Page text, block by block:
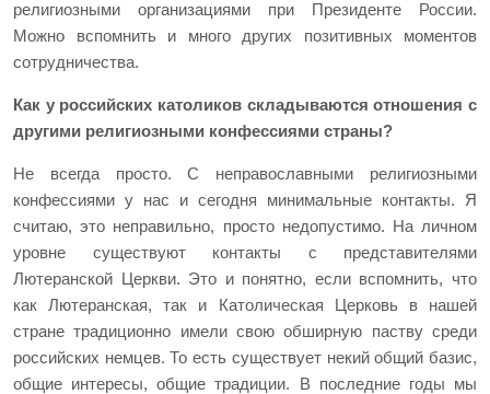
религиозными организациями при Президенте России.
Можно вспомнить и много других позитивных моментов
сотрудничества.
Как у российских католиков складываются отношения с
другими религиозными конфессиями страны?
Не всегда просто. С неправославными религиозными
конфессиями у нас и сегодня минимальные контакты. Я
считаю, это неправильно, просто недопустимо. На личном
уровне существуют контакты с представителями
Лютеранской Церкви. Это и понятно, если вспомнить, что
как Лютеранская, так и Католическая Церковь в нашей
стране традиционно имели свою обширную паству среди
российских немцев. То есть существует некий общий базис,
общие интересы, общие традиции. В последние годы мы